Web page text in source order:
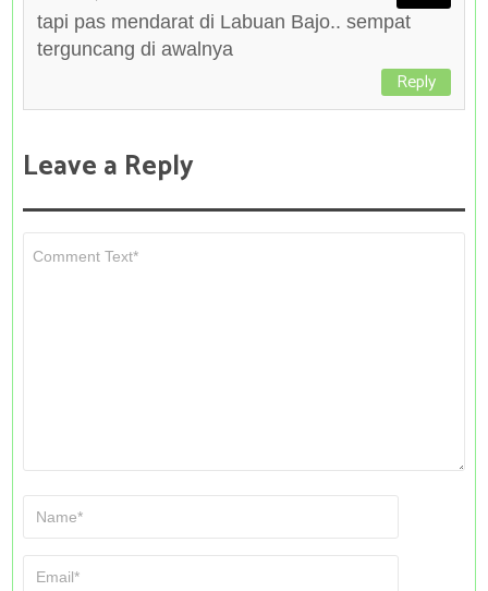
tapi pas mendarat di Labuan Bajo.. sempat
terguncang di awalnya
Reply
Leave a Reply